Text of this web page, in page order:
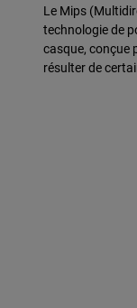
Le Mips
technologie de
casque, conçue
résulter de